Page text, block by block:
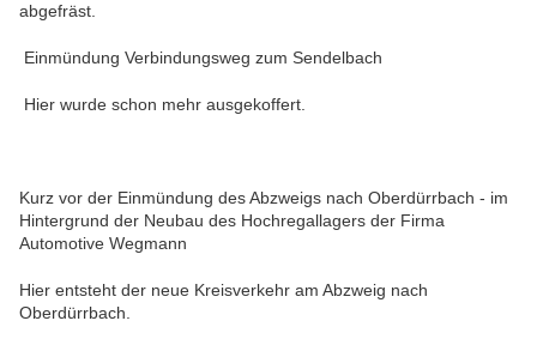
abgefräst.
Einmündung Verbindungsweg zum Sendelbach
Hier wurde schon mehr ausgekoffert.
Kurz vor der Einmündung des Abzweigs nach Oberdürrbach - im
Hintergrund der Neubau des Hochregallagers der Firma
Automotive Wegmann
Hier entsteht der neue Kreisverkehr am Abzweig nach
Oberdürrbach.